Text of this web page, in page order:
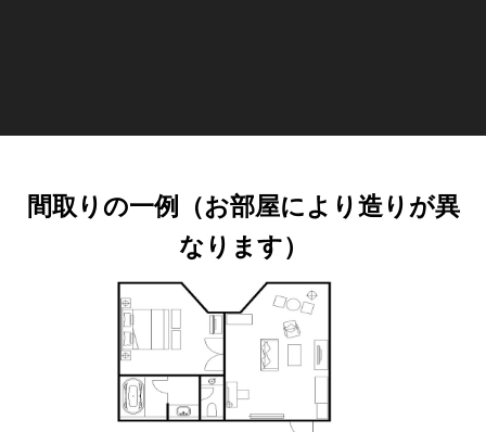
間取りの一例（お部屋により造りが異
なります）